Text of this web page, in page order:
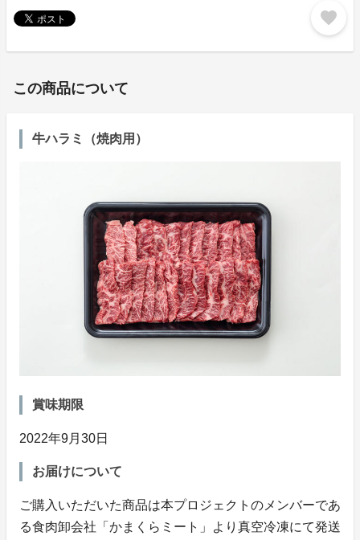
favorite
この商品について
牛ハラミ（焼肉用）
賞味期限
2022年9月30日
お届けについて
ご購入いただいた商品は本プロジェクトのメンバーであ
る食肉卸会社「かまくらミート」より真空冷凍にて発送